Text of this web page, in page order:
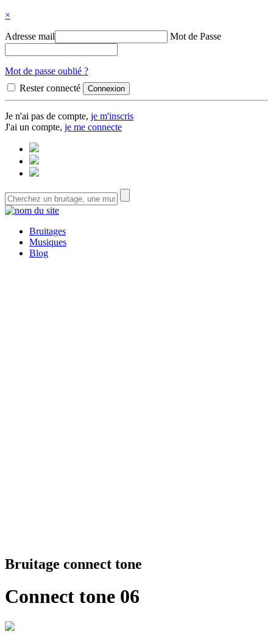
×
Adresse mail Mot de Passe
Mot de passe oublié ?
Rester connecté
Je n'ai pas de compte, je m'inscris
J'ai un compte, je me connecte
Bruitages
Musiques
Blog
Bruitage connect tone
Connect tone 06